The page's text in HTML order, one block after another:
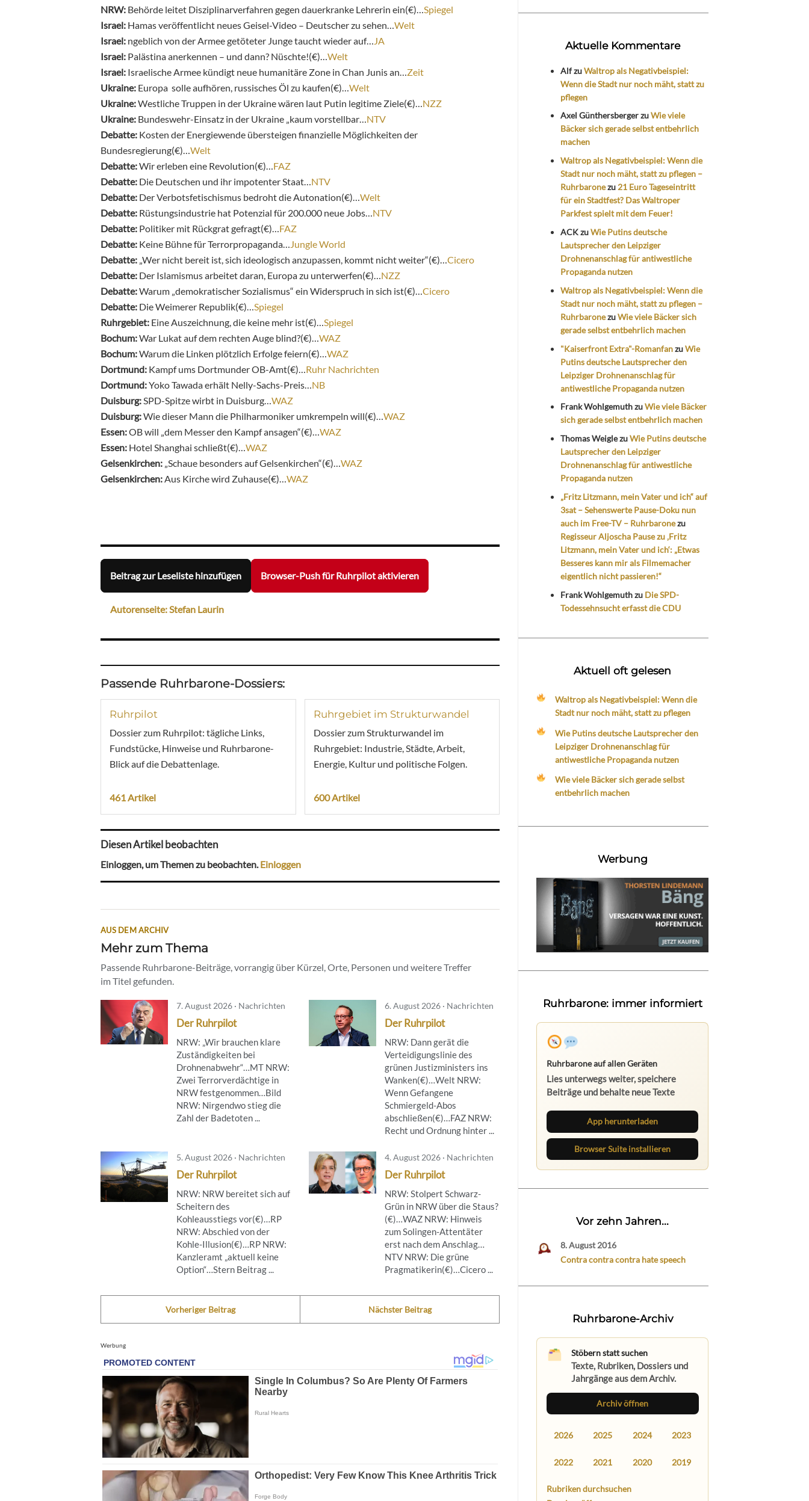
NRW: Behörde leitet Disziplinarverfahren gegen dauerkranke Lehrerin ein(€)… Spiegel
Israel: Hamas veröffentlicht neues Geisel-Video – Deutscher zu sehen… Welt
Israel: ngeblich von der Armee getöteter Junge taucht wieder auf…
JA
Israel: Palästina anerkennen – und dann? Nüschte!(€)… Welt
Israel: Israelische Armee kündigt neue humanitäre Zone in Chan Junis an… Zeit
Ukraine: Europa solle aufhören, russisches Öl zu kaufen(€)… Welt
Ukraine:Westliche Truppen in der Ukraine wären laut Putin legitime Ziele(€)… NZZ
Ukraine: Bundeswehr-Einsatz in der Ukraine „kaum vorstellbar… NTV
Debatte: Kosten der Energiewende übersteigen finanzielle Möglichkeiten der
Bundesregierung(€)… Welt
Debatte:Wir erleben eine Revolution(€)… FAZ
Debatte: Die Deutschen und ihr impotenter Staat… NTV
Debatte: Der Verbotsfetischismus bedroht die Autonation(€)… Welt
Debatte: Rüstungsindustrie hat Potenzial für 200.000 neue Jobs… NTV
Debatte: Politiker mit Rückgrat gefragt(€)… FAZ
Debatte: Keine Bühne für Terrorpropaganda…
Jungle World
Debatte: „Wer nicht bereit ist, sich ideologisch anzupassen, kommt nicht weiter“(€)… Cicero
Debatte: Der Islamismus arbeitet daran, Europa zu unterwerfen(€)… NZZ
Debatte:Warum „demokratischer Sozialismus“ ein Widerspruch in sich ist(€)… Cicero
Debatte: Die Weimerer Republik(€)… Spiegel
Ruhrgebiet: Eine Auszeichnung, die keine mehr ist(€)… Spiegel
Bochum:War Lukat auf dem rechten Auge blind?(€)… WAZ
Bochum:Warum die Linken plötzlich Erfolge feiern(€)… WAZ
Dortmund: Kampf ums Dortmunder OB-Amt(€)… Ruhr Nachrichten
Dortmund:Yoko Tawada erhält Nelly-Sachs-Preis… NB
Duisburg: SPD-Spitze wirbt in Duisburg… WAZ
Duisburg:Wie dieser Mann die Philharmoniker umkrempeln will(€)… WAZ
Essen:OB will „dem Messer den Kampf ansagen“(€)… WAZ
Essen: Hotel Shanghai schließt(€)… WAZ
Gelsenkirchen: „Schaue besonders auf Gelsenkirchen“(€)… WAZ
Gelsenkirchen: Aus Kirche wird Zuhause(€)… WAZ
Beitrag zur Leseliste hinzufügen Browser-Push für Ruhrpilot aktivieren
Autorenseite: Stefan Laurin
Passende Ruhrbarone-Dossiers:
Ruhrpilot
Dossier zum Ruhrpilot: tägliche Links,
Fundstücke, Hinweise und Ruhrbarone-
Blick auf die Debattenlage.
461 Artikel
Ruhrgebiet im Strukturwandel
Dossier zum Strukturwandel im
Ruhrgebiet: Industrie, Städte, Arbeit,
Energie, Kultur und politische Folgen.
600 Artikel
Diesen Artikel beobachten
Einloggen, um Themen zu beobachten.Einloggen
AUS DEM ARCHIV
Mehr zum Thema
Passende Ruhrbarone-Beiträge, vorrangig über Kürzel, Orte, Personen und weitere Treffer
im Titel gefunden.
7. August 2026 · Nachrichten
Der Ruhrpilot
NRW: „Wir brauchen klare
Zuständigkeiten bei
Drohnenabwehr“…MT NRW:
Zwei Terrorverdächtige in
NRW festgenommen…Bild
NRW: Nirgendwo stieg die
Zahl der Badetoten ...
6. August 2026 · Nachrichten
Der Ruhrpilot
NRW: Dann gerät die
Verteidigungslinie des
grünen Justizministers ins
Wanken(€)…Welt NRW:
Wenn Gefangene
Schmiergeld-Abos
abschließen(€)…FAZ NRW:
Recht und Ordnung hinter ...
5. August 2026 · Nachrichten
Der Ruhrpilot
NRW: NRW bereitet sich auf
Scheitern des
Kohleausstiegs vor(€)…RP
NRW: Abschied von der
Kohle-Illusion(€)…RP NRW:
Kanzleramt „aktuell keine
Option“…Stern Beitrag ...
4. August 2026 · Nachrichten
Der Ruhrpilot
NRW: Stolpert Schwarz-
Grün in NRW über die Staus?
(€)…WAZ NRW: Hinweis
zum Solingen-Attentäter
erst nach dem Anschlag…
NTV NRW: Die grüne
Pragmatikerin(€)…Cicero ...
Vorheriger Beitrag Nächster Beitrag
Werbung
Aktuelle Kommentare
AlfzuWaltrop als Negativbeispiel:
Wenn die Stadt nur noch mäht, statt zu
pflegen
Axel GünthersbergerzuWie viele
Bäcker sich gerade selbst entbehrlich
machen
Waltrop als Negativbeispiel: Wenn die
Stadt nur noch mäht, statt zu pflegen –
Ruhrbaronezu 21 Euro Tageseintritt
für ein Stadtfest? Das Waltroper
Parkfest spielt mit dem Feuer!
ACKzuWie Putins deutsche
Lautsprecher den Leipziger
Drohnenanschlag für antiwestliche
Propaganda nutzen
Waltrop als Negativbeispiel: Wenn die
Stadt nur noch mäht, statt zu pflegen –
RuhrbaronezuWie viele Bäcker sich
gerade selbst entbehrlich machen
"Kaiserfront Extra"-RomanfanzuWie
Putins deutsche Lautsprecher den
Leipziger Drohnenanschlag für
antiwestliche Propaganda nutzen
Frank WohlgemuthzuWie viele Bäcker
sich gerade selbst entbehrlich machen
Thomas WeiglezuWie Putins deutsche
Lautsprecher den Leipziger
Drohnenanschlag für antiwestliche
Propaganda nutzen
„Fritz Litzmann, mein Vater und ich“ auf
3sat – Sehenswerte Pause-Doku nun
auch im Free-TV – Ruhrbaronezu
Regisseur Aljoscha Pause zu ‚Fritz
Litzmann, mein Vater und ich‘: „Etwas
Besseres kann mir als Filmemacher
eigentlich nicht passieren!“
Frank Wohlgemuthzu Die SPD-
Todessehnsucht erfasst die CDU
Aktuell oft gelesen
Waltrop als Negativbeispiel: Wenn die
Stadt nur noch mäht, statt zu pflegen
Wie Putins deutsche Lautsprecher den
Leipziger Drohnenanschlag für
antiwestliche Propaganda nutzen
Wie viele Bäcker sich gerade selbst
entbehrlich machen
Werbung
Ruhrbarone: immer informiert
Ruhrbarone auf allen Geräten
Lies unterwegs weiter, speichere
Beiträge und behalte neue Texte
App herunterladen
Browser Suite installieren
Vor zehn Jahren...
8. August 2016
Contra contra contra hate speech
Ruhrbarone-Archiv
Stöbern statt suchen
Texte, Rubriken, Dossiers und
Jahrgänge aus dem Archiv.
Archiv öffnen
2026 2025 2024 2023
2022 2021 2020 2019
Rubriken durchsuchen